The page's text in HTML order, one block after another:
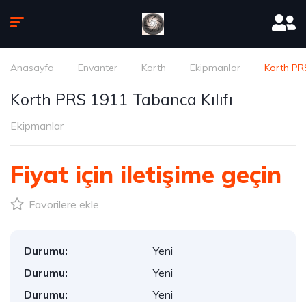
Anasayfa Envanter Korth Ekipmanlar Korth
Korth PRS 1911 Tabanca Kılıfı
Ekipmanlar
Fiyat için iletişime geçin
Favorilere ekle
Durumu:
Yeni
Durumu:
Yeni
Durumu:
Yeni